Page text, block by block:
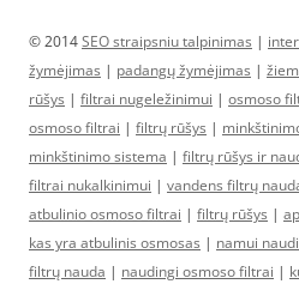
© 2014SEO straipsniu talpinimas |
žymėjimas | padangų žymėjimas |
rūšys | filtrai nugeležinimui | osmoso
osmoso filtrai | filtrų rūšys |
minkštinimo sistema | filtrų rūšys ir
filtrai nukalkinimui | vandens filtrų
atbulinio osmoso filtrai | filtrų rūšys |
kas yra atbulinis osmosas | namui
filtrų nauda | naudingi osmoso filtrai |